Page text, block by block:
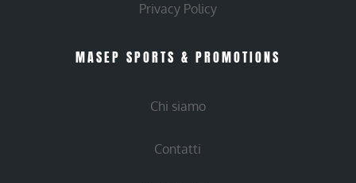
Privacy Policy
MASEP SPORTS & PROMOTIONS
Chi siamo
Contatti